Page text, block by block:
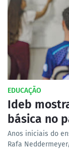
EDUCAÇÃO
Ideb
básica no
Anos iniciais do
Rafa